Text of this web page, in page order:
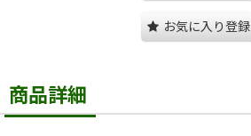
お気に入り登録
商品詳細